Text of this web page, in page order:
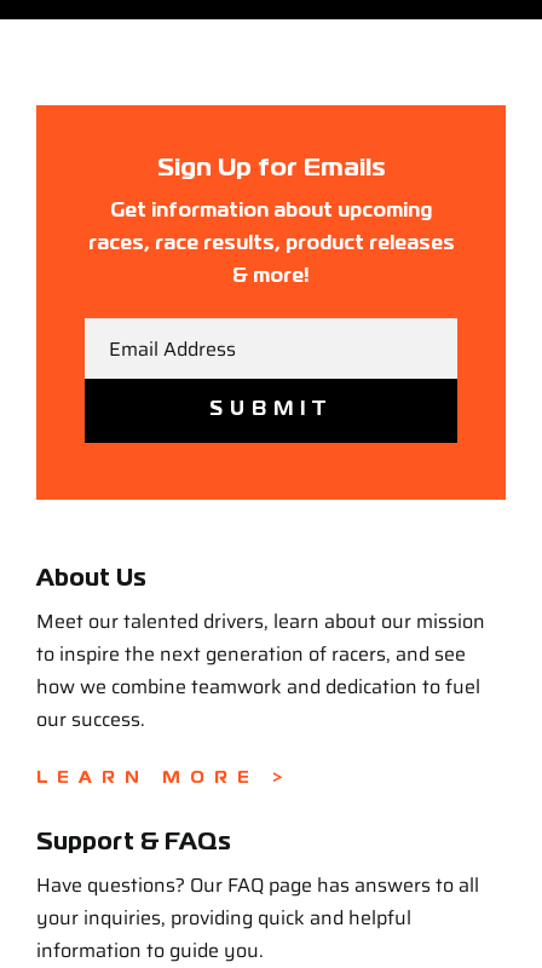
Sign Up for Emails
Get information about upcoming
races, race results, product releases
& more!
About Us
Meet our talented drivers, learn about our mission
to inspire the next generation of racers, and see
how we combine teamwork and dedication to fuel
our success.
LEARN MORE >
Support & FAQs
Have questions? Our FAQ page has answers to all
your inquiries, providing quick and helpful
information to guide you.